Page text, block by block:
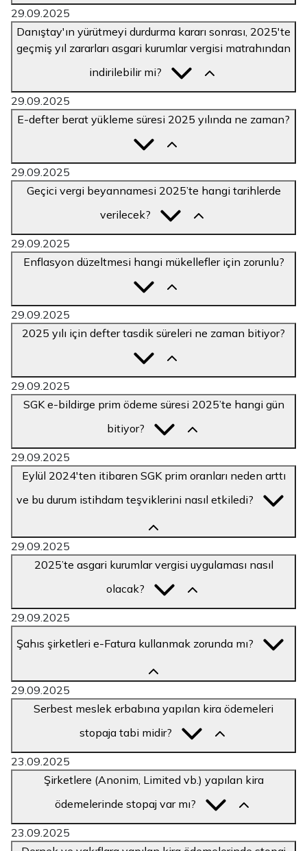
29.09.2025
Danıştay'ın yürütmeyi durdurma kararı sonrası, 2025'te
geçmiş yıl zararları asgari kurumlar vergisi matrahından
indirilebilir mi?
29.09.2025
E-defter berat yükleme süresi 2025 yılında ne zaman?
29.09.2025
Geçici vergi beyannamesi 2025’te hangi tarihlerde
verilecek?
29.09.2025
Enflasyon düzeltmesi hangi mükellefler için zorunlu?
29.09.2025
2025 yılı için defter tasdik süreleri ne zaman bitiyor?
29.09.2025
SGK e-bildirge prim ödeme süresi 2025’te hangi gün
bitiyor?
29.09.2025
Eylül 2024'ten itibaren SGK prim oranları neden arttı
ve bu durum istihdam teşviklerini nasıl etkiledi?
29.09.2025
2025’te asgari kurumlar vergisi uygulaması nasıl
olacak?
29.09.2025
Şahıs şirketleri e-Fatura kullanmak zorunda mı?
29.09.2025
Serbest meslek erbabına yapılan kira ödemeleri
stopaja tabi midir?
23.09.2025
Şirketlere (Anonim, Limited vb.) yapılan kira
ödemelerinde stopaj var mı?
23.09.2025